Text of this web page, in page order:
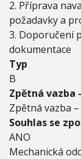
h
n
o
v
é
h
o
s
t
a
v
e
b
2. Příprava
požadavky a
3. Doporučení
dokumentace
Typ
B
Zpětná vazba
Zpětná vazba
Souhlas se
ANO
Mechanická